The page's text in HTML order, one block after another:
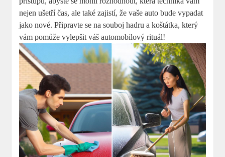
nejen ušetří čas, ale také zajistí, že vaše auto bude vypadat
jako nové. Připravte se na souboj hadru a koštátka, který
vám pomůže vylepšit váš automobilový rituál!